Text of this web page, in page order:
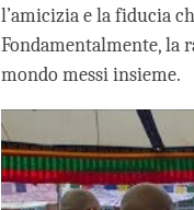
l’amicizia e la fiducia
Fondamentalmente, la
mondo messi insieme.